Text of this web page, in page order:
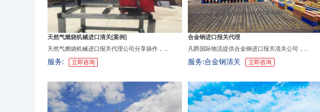
天然气燃烧机械进口清关[案例]
天然气燃烧机械进口报关代理公司分享操作，...
服务: 立即咨询
合金钢进口报关代理
凡爵国际物流提供合金钢进口报关清关公司，...
服务:合金钢清关 立即咨询